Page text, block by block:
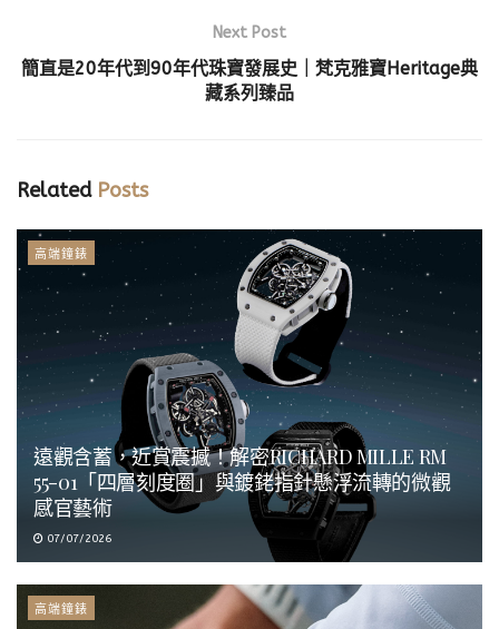
Next Post
簡直是20年代到90年代珠寶發展史｜梵克雅寶Heritage典
藏系列臻品
RelatedPosts
高端鐘錶
遠觀含蓄，近賞震撼！解密RICHARD MILLE RM
55-01「四層刻度圈」與鍍銠指針懸浮流轉的微觀
感官藝術
07/07/2026
高端鐘錶